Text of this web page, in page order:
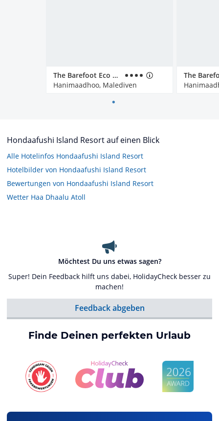
The Barefoot Eco Hotel
Hanimaadhoo, Malediven
Hondaafushi Island Resort auf einen Blick
Alle Hotelinfos Hondaafushi Island Resort
Hotelbilder von Hondaafushi Island Resort
Bewertungen von Hondaafushi Island Resort
Wetter Haa Dhaalu Atoll
Möchtest Du uns etwas sagen?
Super! Dein Feedback hilft uns dabei, HolidayCheck besser zu
machen!
Feedback abgeben
Finde Deinen perfekten Urlaub